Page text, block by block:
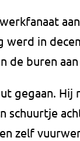
werd in
de buren
gegaan. Hij
schuurtje
zelf